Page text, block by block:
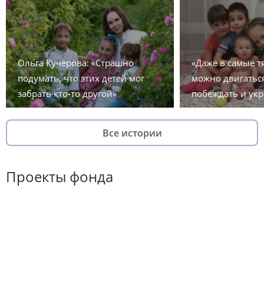
Ольга Кучерова: «Страшно
подумать, что этих детей мог
забрать кто-то другой»
«Даже в самые
можно
побеждать и
Все истории
Проекты фонда